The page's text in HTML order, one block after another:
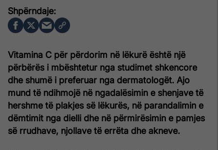
Vitamina C për përdorim në lëkurë është një
përbërës i mbështetur nga studimet shkencore
dhe shumë i preferuar nga dermatologët. Ajo
mund të ndihmojë në ngadalësimin e shenjave të
hershme të plakjes së lëkurës, në parandalimin e
dëmtimit nga dielli dhe në përmirësimin e pamjes
së rrudhave, njollave të errëta dhe akneve.